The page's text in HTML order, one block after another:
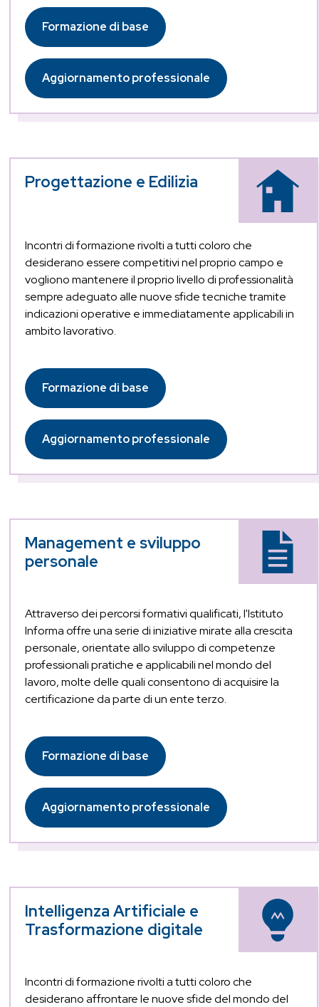
Formazione di base
Aggiornamento professionale
Progettazione e Edilizia
Incontri di formazione rivolti a tutti coloro che
desiderano essere competitivi nel proprio campo e
vogliono mantenere il proprio livello di professionalità
sempre adeguato alle nuove sfide tecniche tramite
indicazioni operative e immediatamente applicabili in
ambito lavorativo.
Formazione di base
Aggiornamento professionale
Management e sviluppo
personale
Attraverso dei percorsi formativi qualificati, l'Istituto
Informa offre una serie di iniziative mirate alla crescita
personale, orientate allo sviluppo di competenze
professionali pratiche e applicabili nel mondo del
lavoro, molte delle quali consentono di acquisire la
certificazione da parte di un ente terzo.
Formazione di base
Aggiornamento professionale
Intelligenza Artificiale e
Trasformazione digitale
Incontri di formazione rivolti a tutti coloro che
desiderano affrontare le nuove sfide del mondo del